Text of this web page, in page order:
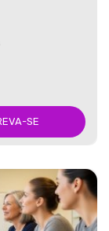
SE